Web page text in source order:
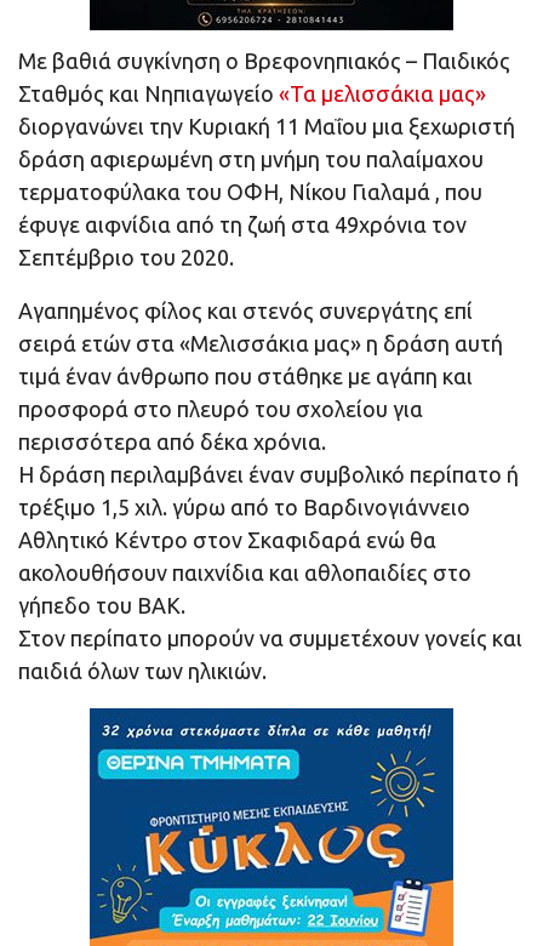
Με βαθιά συγκίνηση ο Βρεφονηπιακός – Παιδικός
Σταθμός και Νηπιαγωγείο «Τα μελισσάκια μας»
διοργανώνει την Κυριακή 11 Μαΐου μια ξεχωριστή
δράση αφιερωμένη στη μνήμη του παλαίμαχου
τερματοφύλακα του ΟΦΗ, Νίκου Γιαλαμά , που
έφυγε αιφνίδια από τη ζωή στα 49χρόνια τον
Σεπτέμβριο του 2020.
Αγαπημένος φίλος και στενός συνεργάτης επί
σειρά ετών στα «Μελισσάκια μας» η δράση αυτή
τιμά έναν άνθρωπο που στάθηκε με αγάπη και
προσφορά στο πλευρό του σχολείου για
περισσότερα από δέκα χρόνια.
Η δράση περιλαμβάνει έναν συμβολικό περίπατο ή
τρέξιμο 1,5 χιλ. γύρω από το Βαρδινογιάννειο
Αθλητικό Κέντρο στον Σκαφιδαρά ενώ θα
ακολουθήσουν παιχνίδια και αθλοπαιδίες στο
γήπεδο του ΒΑΚ.
Στον περίπατο μπορούν να συμμετέχουν γονείς και
παιδιά όλων των ηλικιών.